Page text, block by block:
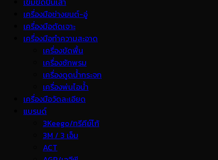
เครื่องมือช่างยนต์-อู่
เครื่องมือตัดเจาะ
เครื่องมือทำความสะอาด
เครื่องขัดพื้น
เครื่องซักพรม
เครื่องดูดน้ำกระจก
เครื่องพ่นไอน้ำ
เครื่องมือวัดละเอียด
แบรนด์
3Keego/ทรีคีย์โก้
3M / 3 เอ็ม
ACT